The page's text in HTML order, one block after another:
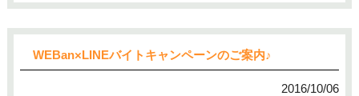
WEBan×LINEバイトキャンペーンのご案内♪
2016/10/06